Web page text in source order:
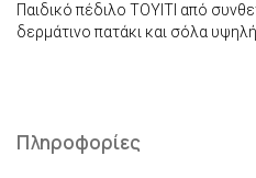
Παιδικό πέδιλο ΤΟΥΙΤΙ από
δερμάτινο πατάκι και σόλα
Πληροφορίες